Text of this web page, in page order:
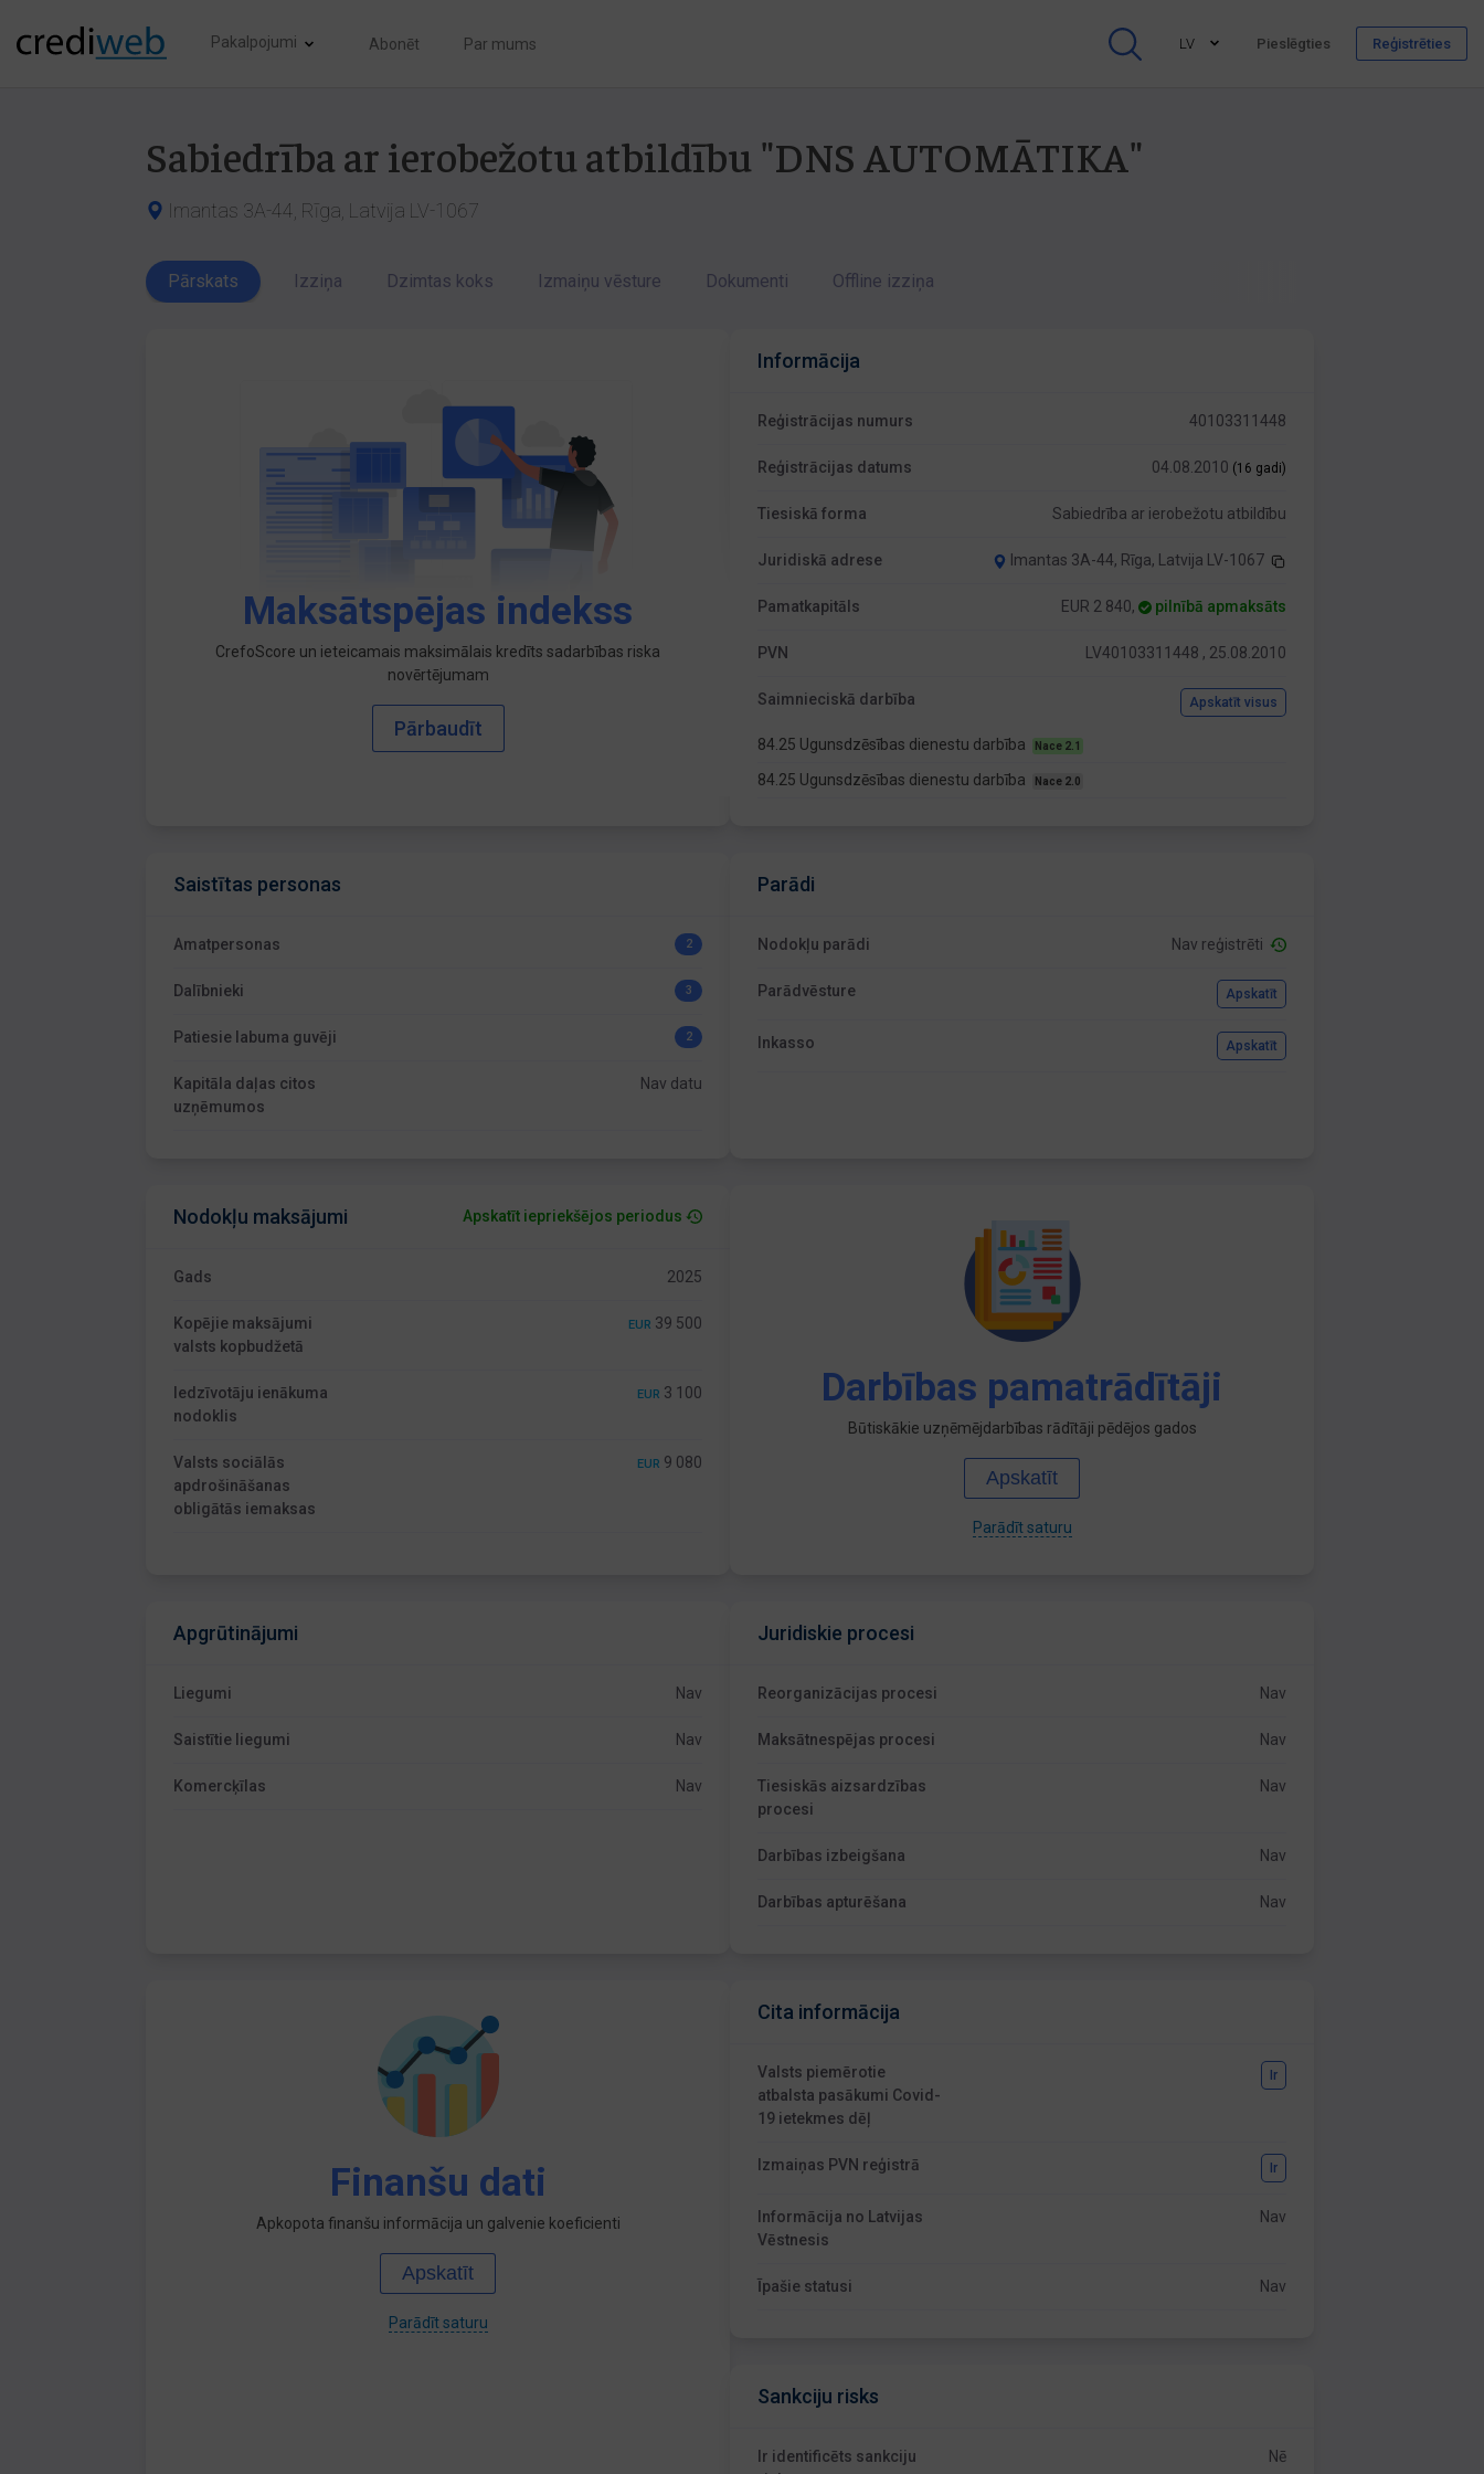
Pakalpojumi Abonēt Par mums LV Pieslēgties Reģistrēties
Sabiedrība ar ierobežotu atbildību "DNS AUTOMĀTIKA"
Imantas 3A-44, Rīga, Latvija LV-1067
Pārskats Izziņa Dzimtas koks Izmaiņu vēsture Dokumenti Offline izziņa
Maksātspējas indekss
CrefoScore un ieteicamais maksimālais kredīts sadarbības riska
novērtējumam
Pārbaudīt
Informācija
Reģistrācijas numurs 40103311448
Reģistrācijas datums 04.08.2010 (16 gadi)
Tiesiskā forma Sabiedrība ar ierobežotu atbildību
Juridiskā adrese Imantas 3A-44, Rīga, Latvija LV-1067
Pamatkapitāls EUR 2 840, pilnībā apmaksāts
PVN LV40103311448 , 25.08.2010
Saimnieciskā darbība Apskatīt visus
84.25 Ugunsdzēsības dienestu darbība Nace 2.1
84.25 Ugunsdzēsības dienestu darbība Nace 2.0
Saistītas personas
Amatpersonas 2
Dalībnieki 3
Patiesie labuma guvēji 2
Kapitāla daļas citos
uzņēmumos
Nav datu
Parādi
Nodokļu parādi Nav reģistrēti
Parādvēsture Apskatīt
Inkasso Apskatīt
Nodokļu maksājumi Apskatīt iepriekšējos periodus
Gads 2025
Kopējie maksājumi
valsts kopbudžetā
EUR 39 500
Iedzīvotāju ienākuma
nodoklis
EUR 3 100
Valsts sociālās
apdrošināšanas
obligātās iemaksas
EUR 9 080
Darbības pamatrādītāji
Būtiskākie uzņēmējdarbības rādītāji pēdējos gados
Apskatīt
Parādīt saturu
Apgrūtinājumi
Liegumi Nav
Saistītie liegumi Nav
Komercķīlas Nav
Juridiskie procesi
Reorganizācijas procesi Nav
Maksātnespējas procesi Nav
Tiesiskās aizsardzības
procesi
Nav
Darbības izbeigšana Nav
Darbības apturēšana Nav
Finanšu dati
Apkopota finanšu informācija un galvenie koeficienti
Apskatīt
Parādīt saturu
Cita informācija
Valsts piemērotie
atbalsta pasākumi Covid-
19 ietekmes dēļ
Ir
Izmaiņas PVN reģistrā Ir
Informācija no Latvijas
Vēstnesis
Nav
Īpašie statusi Nav
Sankciju risks
Ir identificēts sankciju
Nē